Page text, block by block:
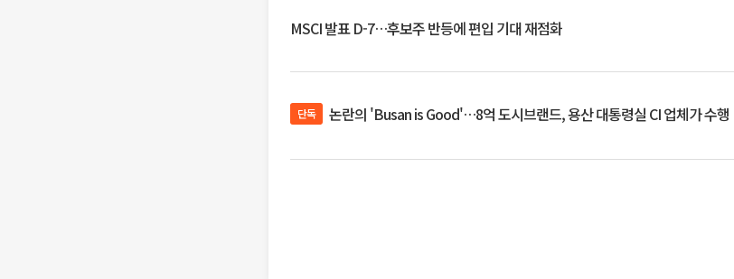
MSCI 발표 D-7…후보주 반등에 편입 기대 재점화
단독 논란의 'Busan is Good'…8억 도시브랜드, 용산 대통령실 CI 업체가 수행